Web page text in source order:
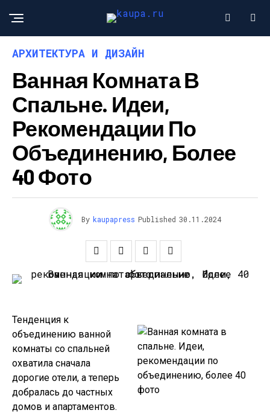
АРХИТЕКТУРА И ДИЗАЙН
Ванная Комната В
Спальне. Идеи,
Рекомендации По
Объединению, Более
40 Фото
By kaupapress Published 30.11.2024
Тенденция к
объединению ванной
комнаты со спальней
охватила сначала
дорогие отели, а теперь
добралась до частных
домов и апартаментов.